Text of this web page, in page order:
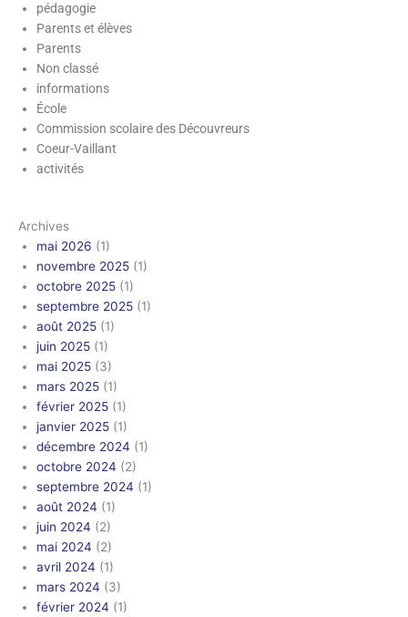
pédagogie
Parents et élèves
Parents
Non classé
informations
École
Commission scolaire des Découvreurs
Coeur-Vaillant
activités
Archives
mai 2026 (1)
novembre 2025 (1)
octobre 2025 (1)
septembre 2025 (1)
août 2025 (1)
juin 2025 (1)
mai 2025 (3)
mars 2025 (1)
février 2025 (1)
janvier 2025 (1)
décembre 2024 (1)
octobre 2024 (2)
septembre 2024 (1)
août 2024 (1)
juin 2024 (2)
mai 2024 (2)
avril 2024 (1)
mars 2024 (3)
février 2024 (1)